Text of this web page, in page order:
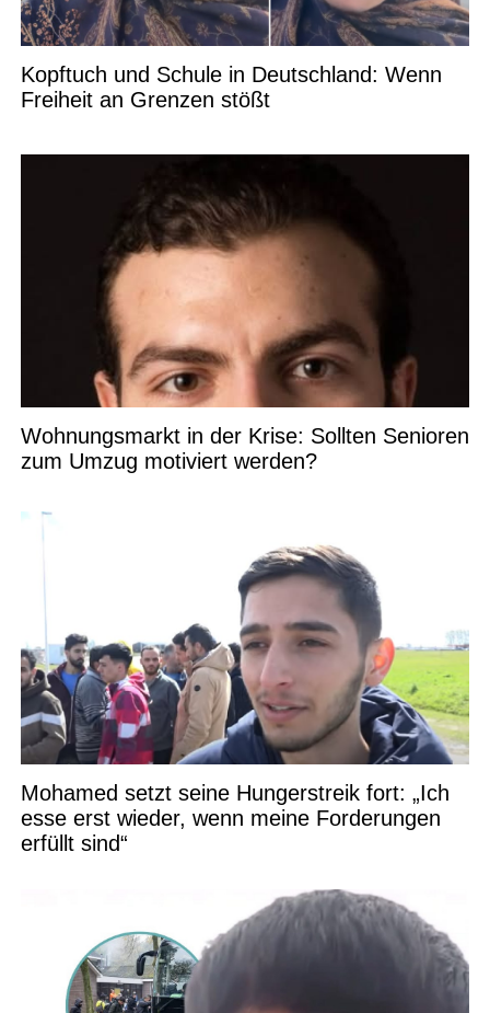
Kopftuch und Schule in Deutschland: Wenn
Freiheit an Grenzen stößt
Wohnungsmarkt in der Krise: Sollten Senioren
zum Umzug motiviert werden?
Mohamed setzt seine Hungerstreik fort: „Ich
esse erst wieder, wenn meine Forderungen
erfüllt sind“